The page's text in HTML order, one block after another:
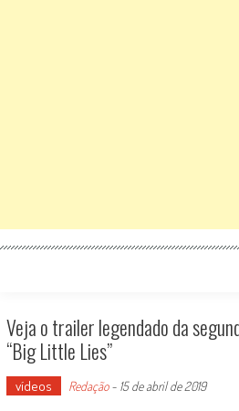
Veja o trailer legendado da
“Big Little Lies”
vídeos Redação- 15 de abril de 2019